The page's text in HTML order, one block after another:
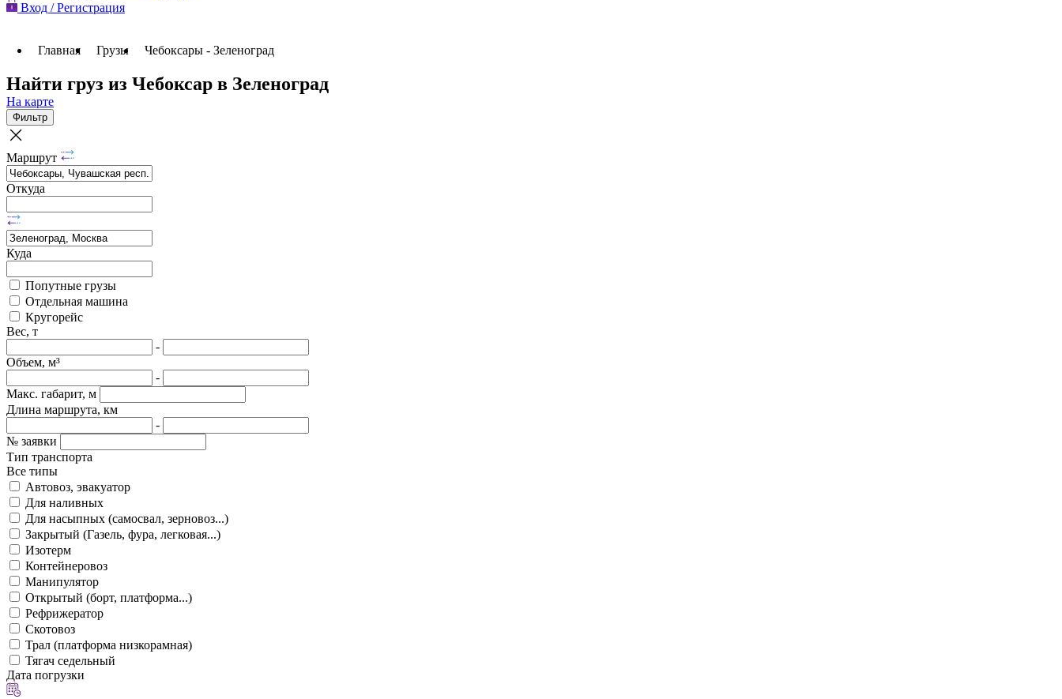
Вход / Регистрация
Главная Грузы Чебоксары - Зеленоград
Найти груз из Чебоксар в Зеленоград
На карте
Фильтр
Маршрут
Откуда
Куда
Попутные грузы
Отдельная машина
Кругорейс
Вес, т
-
Объем, м³
-
Макс. габарит, м
Длина маршрута, км
-
№ заявки
Тип транспорта
Все типы
Автовоз, эвакуатор
Для наливных
Для насыпных (самосвал, зерновоз...)
Закрытый (Газель, фура, легковая...)
Изотерм
Контейнеровоз
Манипулятор
Открытый (борт, платформа...)
Рефрижератор
Скотовоз
Трал (платформа низкорамная)
Тягач седельный
Дата погрузки